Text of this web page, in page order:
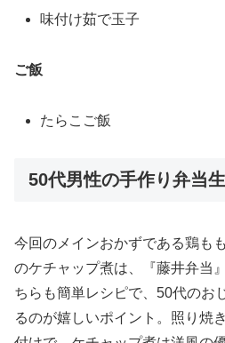
味付け茹で玉子
ご飯
たらこご飯
50代男性の手作り弁当
今回のメインおかずである鶏も
のケチャップ煮は、『藤井弁当
ちらも簡単レシピで、50代のお
るのが嬉しいポイント。照り焼